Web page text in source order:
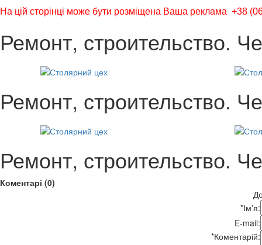
На цій сторінці може бути розміщена Ваша реклама +38
Ремонт, строительство.
Ремонт, строительство.
Ремонт, строительство.
Коментарі (0)
*Ім'я:
E-mail:
*Коментарій: